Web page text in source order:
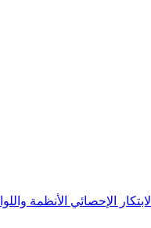
الابتكار الإحصائي الأنظمة